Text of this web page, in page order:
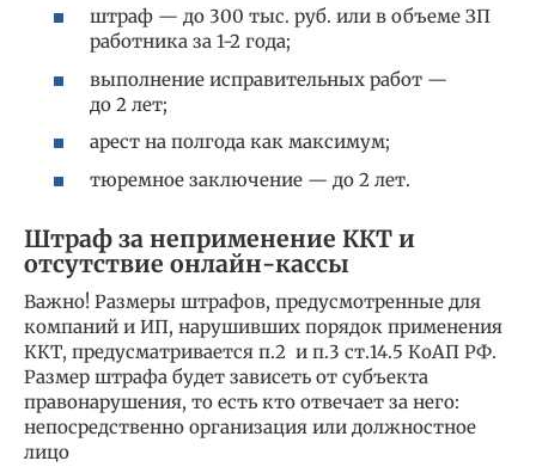
штраф — до 300 тыс. руб. или в объеме ЗП
работника за 1-2 года;
выполнение исправительных работ —
до 2 лет;
арест на полгода как максимум;
тюремное заключение — до 2 лет.
Штраф за неприменение ККТ и
отсутствие онлайн-кассы
Важно! Размеры штрафов, предусмотренные для
компаний и ИП, нарушивших порядок применения
ККТ, предусматривается п.2 и п.3 ст.14.5 КоАП РФ.
Размер штрафа будет зависеть от субъекта
правонарушения, то есть кто отвечает за него:
непосредственно организация или должностное
лицо